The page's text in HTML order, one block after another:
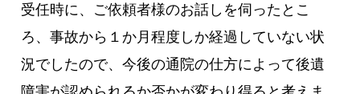
受任時に、ご依頼者様のお話しを伺ったとこ
ろ、事故から１か月程度しか経過していない状
況でしたので、今後の通院の仕方によって後遺